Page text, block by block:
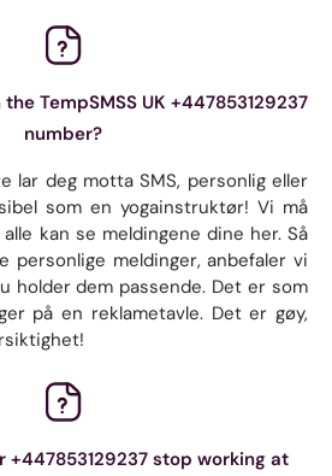
TempSMSS UK +447853129237
number?
lar deg motta SMS, personlig eller
som en yogainstruktør! Vi må
kan se meldingene dine her. Så
personlige meldinger, anbefaler vi
holder dem passende. Det er som
på en reklametavle. Det er gøy,
+447853129237 stop working at